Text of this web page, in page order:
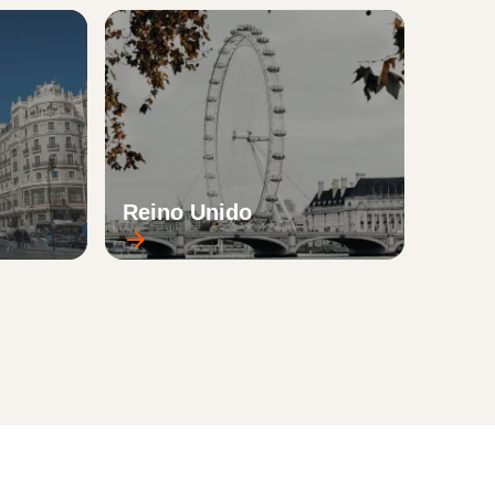
Reino Unido